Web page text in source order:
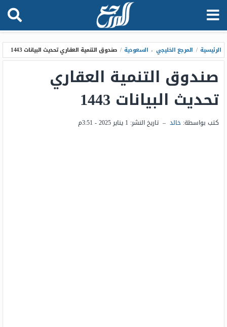
الرئيسية / المرجع الخليجي ، السعودية / صندوق التنمية العقاري تحديث البيانات 1443
صندوق التنمية العقاري
تحديث البيانات 1443
كتب بواسطة: خالد – تاريخ النشر: 1 يناير 2025 - 3:51م